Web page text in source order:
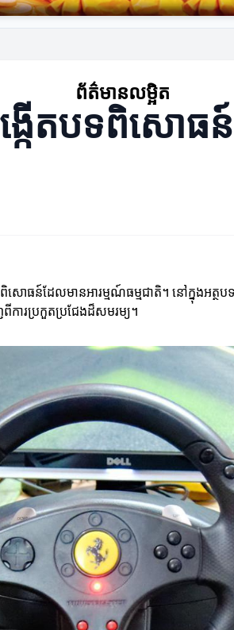
ព័ត៌មានលម្អិត
ើតបទពិសោធ
ធន៍ដែលមានអារម្មណ៍ធម្មជាតិ។ នៅក្នុងអត្
ពីការប្រកួតប្រជែងដ៏សមរម្យ។